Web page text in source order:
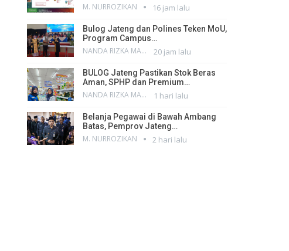
M. NURROZIKAN 16 jam lalu
Bulog Jateng dan Polines Teken MoU,
Program Campus…
NANDA RIZKA MAHENDRA 20 jam lalu
BULOG Jateng Pastikan Stok Beras
Aman, SPHP dan Premium…
NANDA RIZKA MAHENDRA 1 hari lalu
Belanja Pegawai di Bawah Ambang
Batas, Pemprov Jateng…
M. NURROZIKAN 2 hari lalu